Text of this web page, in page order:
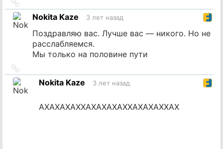
на
источник
Nokita Kaze 3 лет назад
Поздравляю вас. Лучше вас — никого. Но не
расслабляемся.
Мы только на половине пути
на
источникNokita Kaze 3 лет назад
АХАХАХАХХАХАХАХАХХАХАХАХХАХ